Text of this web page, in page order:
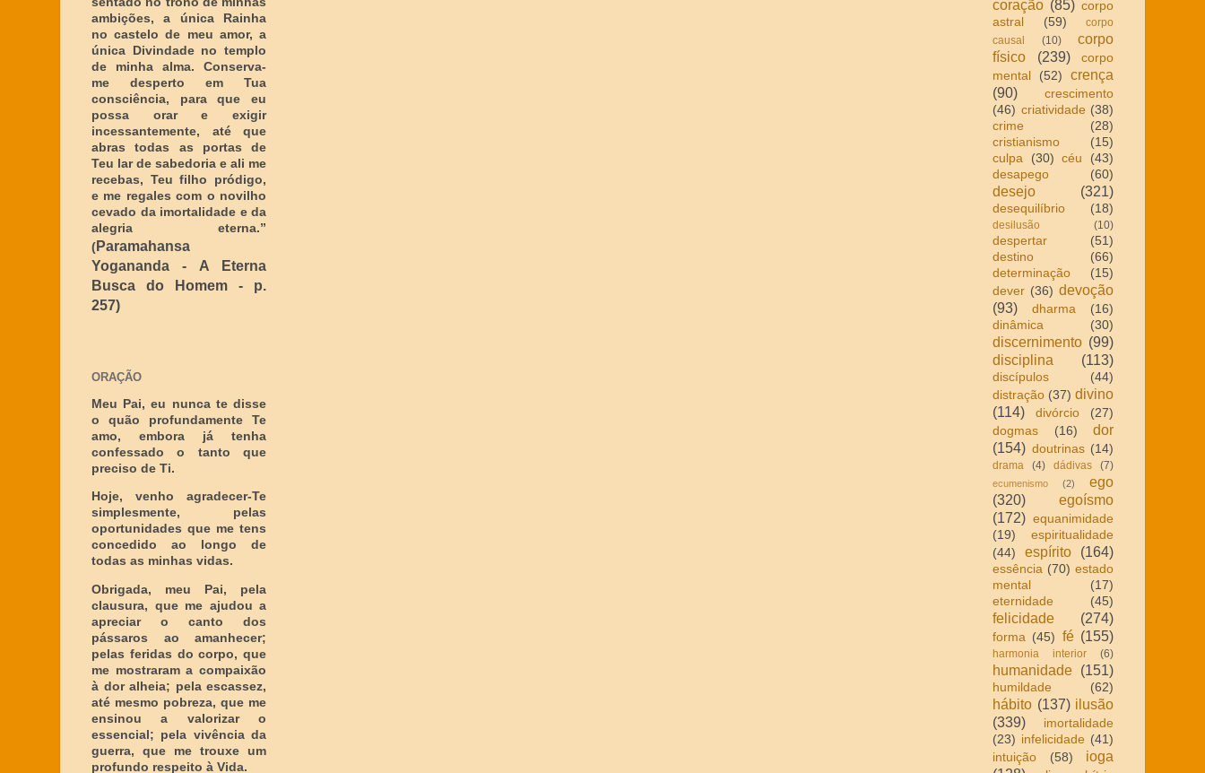
ambições, a única Rainha
no castelo de meu amor, a
única Divindade no templo
de minha alma. Conserva-
me desperto em Tua
consciência, para que eu
possa orar e exigir
incessantemente, até que
abras todas as portas de
Teu lar de sabedoria e ali me
recebas, Teu filho pródigo,
e me regales com o novilho
cevado da imortalidade e da
alegria eterna.”
( Paramahansa
Yogananda - A Eterna
Busca do Homem - p.
257)
ORAÇÃO
Meu Pai, eu nunca te disse
o quão profundamente Te
amo, embora já tenha
confessado o tanto que
preciso de Ti.
Hoje, venho agradecer-Te
simplesmente, pelas
oportunidades que me tens
concedido ao longo de
todas as minhas vidas.
Obrigada, meu Pai, pela
clausura, que me ajudou a
apreciar o canto dos
pássaros ao amanhecer;
pelas feridas do corpo, que
me mostraram a compaixão
à dor alheia; pela escassez,
até mesmo pobreza, que me
ensinou a valorizar o
essencial; pela vivência da
guerra, que me trouxe um
profundo respeito à Vida.
coração (85) corpo
astral
(59)
corpo
causal
(10)
corpo
físico
(239)
corpo
mental
(52)
crença
(90)
crescimento
(46) criatividade (38)
crime
(28)
cristianismo
(15)
culpa
(30) céu
(43)
desapego
(60)
desejo (321)
desequilíbrio (18)
desilusão (10)
despertar
(51)
destino
(66)
determinação
(15)
dever (36) devoção
(93)
dharma
(16)
dinâmica
(30)
discernimento (99)
disciplina
(113)
discípulos
(44)
distração (37) divino
(114)
divórcio
(27)
dogmas
(16)
dor
(154) doutrinas (14)
drama (4) dádivas (7)
ecumenismo (2)
ego
(320)
egoísmo
(172) equanimidade
(19)
espiritualidade
(44)
espírito (164)
essência (70) estado
mental
(17)
eternidade
(45)
felicidade (274)
forma (45) fé (155)
harmonia interior (6)
humanidade (151)
humildade (62)
hábito (137) ilusão
(339)
imortalidade
(23) infelicidade (41)
intuição
(58)
ioga